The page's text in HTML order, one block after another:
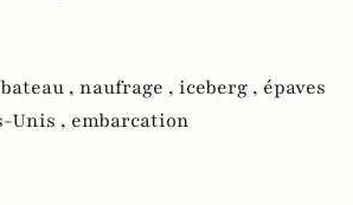
bateau , naufrage , iceberg , épaves
Unis , embarcation